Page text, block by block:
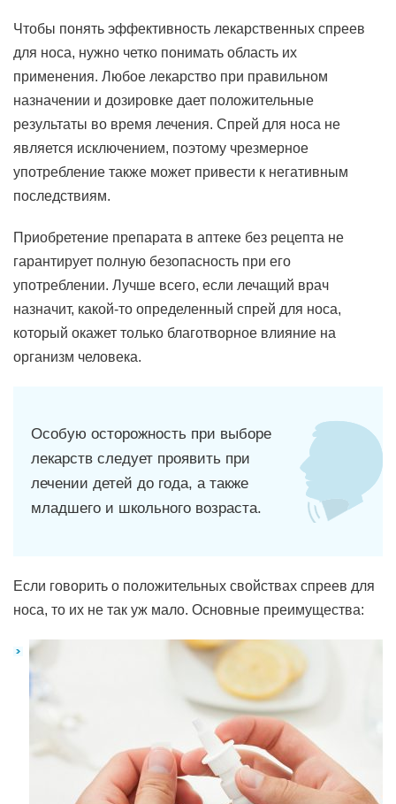
Чтобы понять эффективность лекарственных спреев
для носа, нужно четко понимать область их
применения. Любое лекарство при правильном
назначении и дозировке дает положительные
результаты во время лечения. Спрей для носа не
является исключением, поэтому чрезмерное
употребление также может привести к негативным
последствиям.
Приобретение препарата в аптеке без рецепта не
гарантирует полную безопасность при его
употреблении. Лучше всего, если лечащий врач
назначит, какой-то определенный спрей для носа,
который окажет только благотворное влияние на
организм человека.
Особую осторожность при выборе
лекарств следует проявить при
лечении детей до года, а также
младшего и школьного возраста.
Если говорить о положительных свойствах спреев для
носа, то их не так уж мало. Основные преимущества: